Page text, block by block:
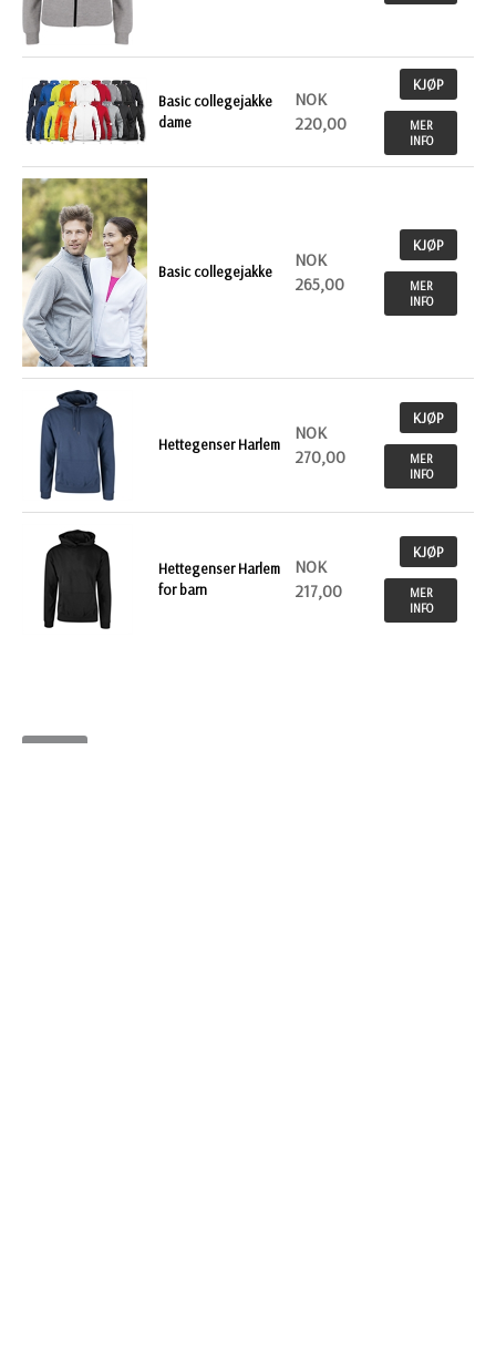
Basic collegejakke
dame
NOK
220,00
KJØP
MER
INFO
Basic collegejakke
NOK
265,00
KJØP
MER
INFO
Hettegenser Harlem
NOK
270,00
KJØP
MER
INFO
Hettegenser Harlem
for barn
NOK
217,00
KJØP
MER
INFO